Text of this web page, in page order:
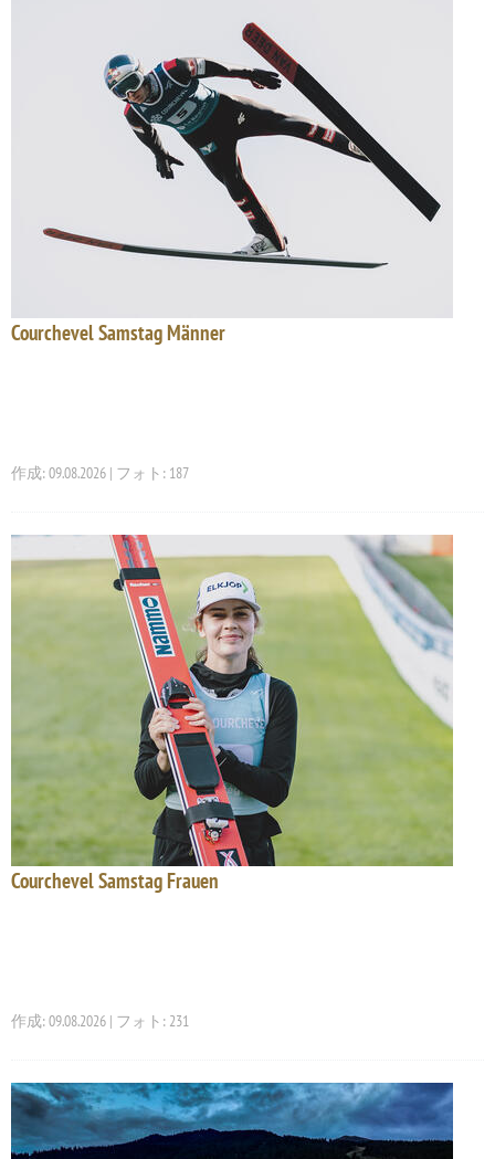
Courchevel Samstag Männer
作成: 09.08.2026 | フォト: 187
Courchevel Samstag Frauen
作成: 09.08.2026 | フォト: 231